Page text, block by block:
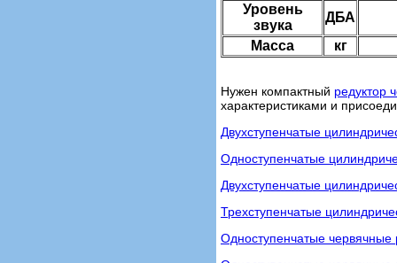
Уровень
звука
ДБА
Масса
кг
Нужен компактный редуктор
характеристиками и
Двухступенчатые
Одноступенчатые
Двухступенчатые
Трехступенчатые
Одноступенчатые